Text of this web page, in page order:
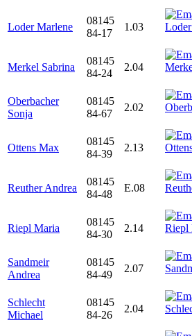
Loder Marlene
08145
84-17
1.03
Merkel Sabrina
08145
84-24
2.04
Oberbacher
Sonja
08145
84-67
2.02
Ottens Max
08145
84-39
2.13
Reuther Andrea
08145
84-48
E.08
Riepl Maria
08145
84-30
2.14
Sandmeir
Andrea
08145
84-49
2.07
Schlecht
Michael
08145
84-26
2.04